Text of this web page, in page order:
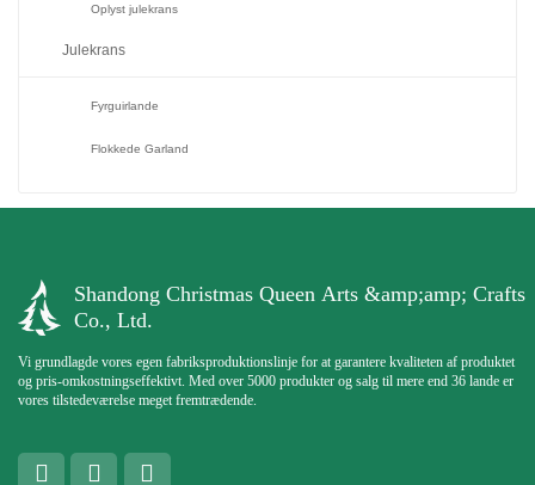
Oplyst julekrans
Julekrans
Fyrguirlande
Flokkede Garland
Shandong Christmas Queen Arts &amp;amp; Crafts
Co., Ltd.
Vi grundlagde vores egen fabriksproduktionslinje for at garantere kvaliteten af ​​produktet
og pris-omkostningseffektivt. Med over 5000 produkter og salg til mere end 36 lande er
vores tilstedeværelse meget fremtrædende.